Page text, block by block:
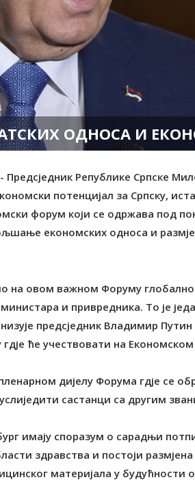
ОДНОСА И
Републике Српске
потенцијал за Српску,
форум који се одржава под
економских односа и
на овом важном Форуму
и привредника. То је
предсједник Владимир
ће учествовати на
дијелу Форума гдје се
састанци са другим
имају споразум о сарадњи
здравства и постоји
материјала у будућности